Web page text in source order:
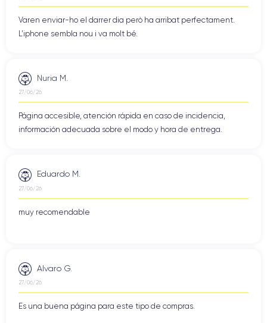
Varen enviar-ho el darrer dia però ha arribat perfectament.
L'iphone sembla nou i va molt bé.
Nuria M.
27/06/26
Página accesible, atención rápida en caso de incidencia,
información adecuada sobre el modo y hora de entrega.
Eduardo M.
27/06/26
muy recomendable
Alvaro G.
27/06/26
Es una buena página para este tipo de compras.